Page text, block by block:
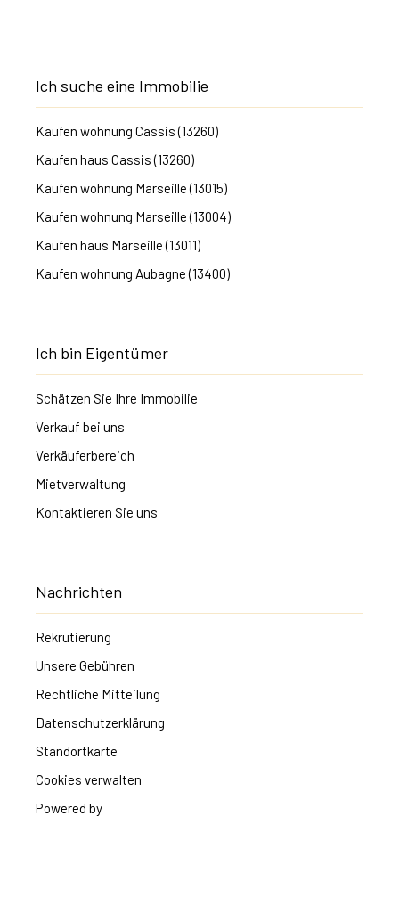
Ich suche eine Immobilie
Kaufen wohnung Cassis (13260)
Kaufen haus Cassis (13260)
Kaufen wohnung Marseille (13015)
Kaufen wohnung Marseille (13004)
Kaufen haus Marseille (13011)
Kaufen wohnung Aubagne (13400)
Ich bin Eigentümer
Schätzen Sie Ihre Immobilie
Verkauf bei uns
Verkäuferbereich
Mietverwaltung
Kontaktieren Sie uns
Nachrichten
Rekrutierung
Unsere Gebühren
Rechtliche Mitteilung
Datenschutzerklärung
Standortkarte
Cookies verwalten
Powered by